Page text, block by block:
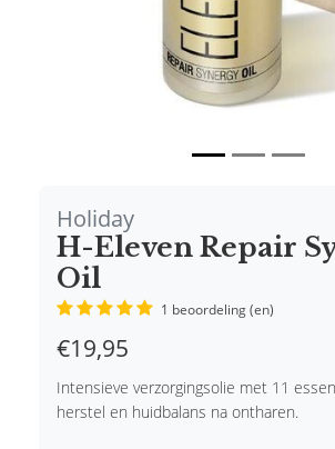
Holiday
H-Eleven Repair
Oil
1 beoordeling (en)
€19,95
Intensieve verzorgingsolie met 11
herstel en huidbalans na ontharen.